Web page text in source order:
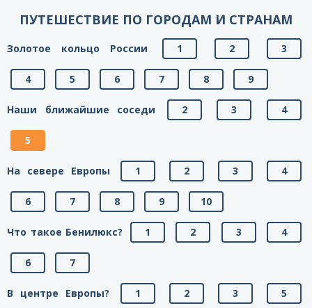
ПУТЕШЕСТВИЕ ПО ГОРОДАМ И СТРАНАМ
Золотое кольцо России 1 2 3
4 5 6 7 8 9
Наши ближайшие соседи 2 3 4
5
На севере Европы 1 2 3 4
6 7 8 9 10
Что такое Бенилюкс? 1 2 3 4
6 7
В центре Европы? 1 2 3 5